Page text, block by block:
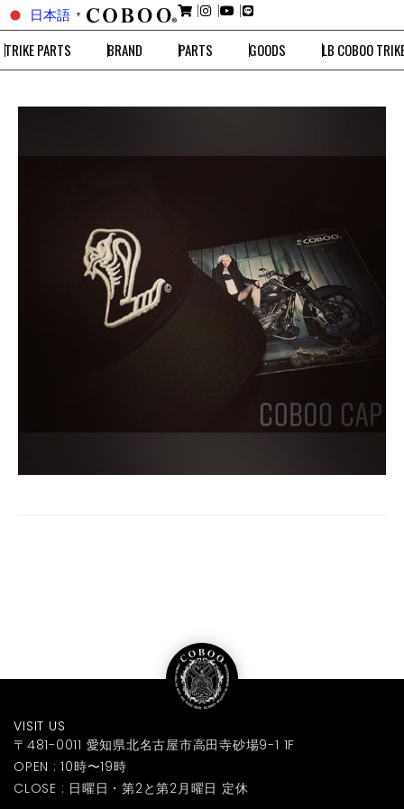
日本語 ▼
TRIKE PARTS BRAND PARTS GOODS LB COBOO
VISIT US
〒481-0011 愛知県北名古屋市高田寺砂場9-1 1F
OPEN : 10時〜19時
CLOSE : 日曜日・第2と第2月曜日 定休